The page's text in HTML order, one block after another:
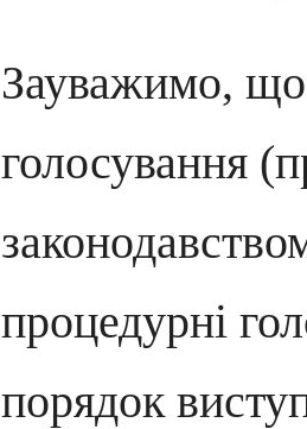
Зауважимо, що
голосування
процедурні
порядок